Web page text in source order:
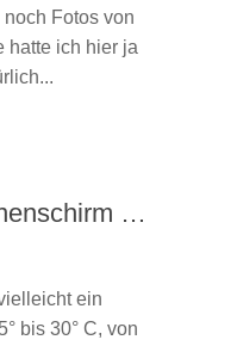
Fotos von
hatte ich hier ja
…
ein
bis 30° C, von